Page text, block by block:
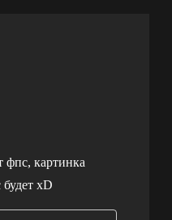
фпс, картинка
xD